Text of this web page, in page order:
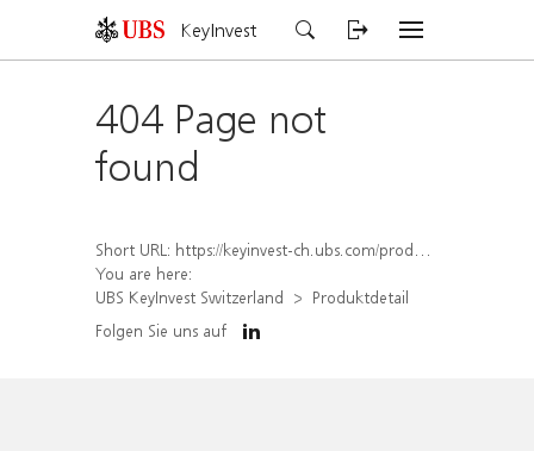
KeyInvest
404 Page not
found
Short URL: https://keyinvest-ch.ubs.com/produkt/detail/index/isin/CH1572305543
You are here:
UBS KeyInvest Switzerland
Produktdetail
Folgen Sie uns auf